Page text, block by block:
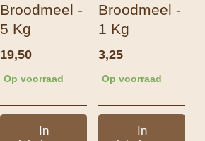
Broodmeel -
5 Kg
19,50
Op voorraad
In
Broodmeel -
1 Kg
3,25
Op voorraad
In